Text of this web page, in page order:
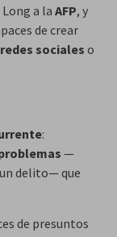
Long a laAFP, y
de crear
redes sociales o
:
—
delito— que
de presuntos